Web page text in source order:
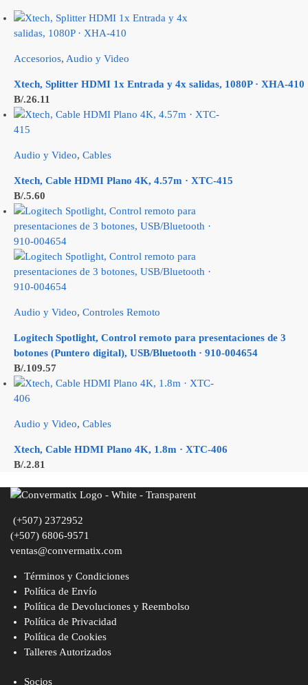
Accesorios, Audio y Video
Xtech, Splitter HDMI 1x Entrada y 4x salidas, 1080P · XHA-410
B/.26.11
Audio y Video, Cables
Xtech, Cable HDMI Plano 4K, 4.57m · XTC-415
B/.5.60
Audio y Video, Controles Remoto
Logitech Spotlight, Control remoto para presentaciones de 3
botones (Puntero digital), USB/Bluetooth · 910-004654
B/.109.57
Audio y Video, Cables
Xtech, Cable HDMI Plano 4K, 1.8m · XTC-406
B/.2.81
(+507) 2372952
(+507) 6806-9571
ventas@convermatix.com
Términos y Condiciones
Política de Envío
Política de Devoluciones y Reembolso
Política de Privacidad
Política de Cookies
Talleres Autorizados
Socios